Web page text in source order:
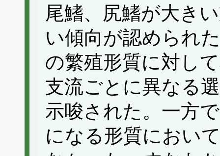
尾鰭、尻鰭が大き
い傾向が認められ
の繁殖形質に対し
支流ごとに異なる
示唆された。一方
になる形質におい